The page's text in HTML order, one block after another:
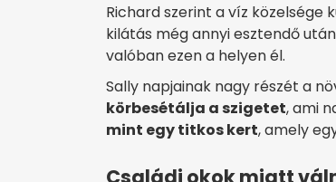
Richard szerint a víz
kilátás még annyi esztendő
valóban ezen a helyen él.
Sally napjainak nagy részét a
körbesétálja a szigetet, ami
mint egy titkos kert, amely
Családi okok miatt